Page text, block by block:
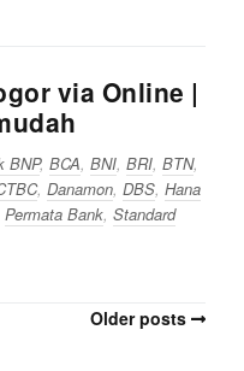
via Online |
BNP, BCA, BNI, BRI, BTN,
, Danamon, DBS, Hana
Permata Bank, Standard
Older posts